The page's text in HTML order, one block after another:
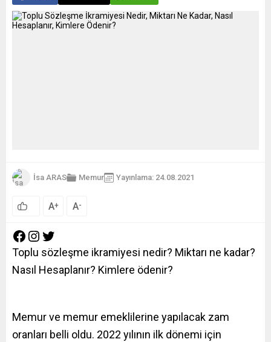
İsa ARAS Memur Yayınlama: 24.08.2021
A+ A-
Toplu sözleşme ikramiyesi nedir? Miktarı ne kadar?
Nasıl Hesaplanır? Kimlere ödenir?
Memur ve memur emeklilerine yapılacak zam
oranları belli oldu. 2022 yılının ilk dönemi için